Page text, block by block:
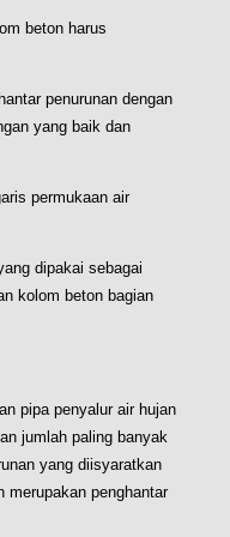
beton harus
penurunan dengan
yang baik dan
permukaan air
dipakai sebagai
kolom beton bagian
pipa penyalur air hujan
jumlah paling banyak
yang diisyaratkan
merupakan penghantar